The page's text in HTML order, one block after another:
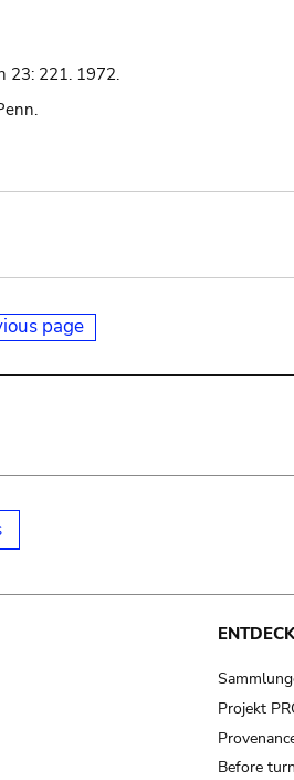
23: 221. 1972.
page
Projekt
Before